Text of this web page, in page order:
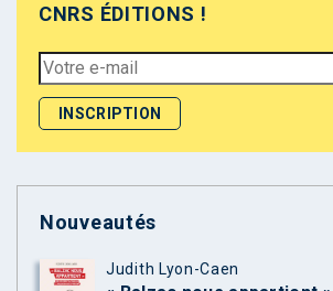
CNRS ÉDITIONS !
Nouveautés
Judith Lyon-Caen